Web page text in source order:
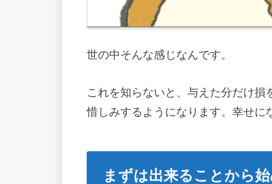
世の中そんな感じなんです。
これを知らないと、与えた分だけ
惜しみするようになります。幸せに
まずは出来ることから始